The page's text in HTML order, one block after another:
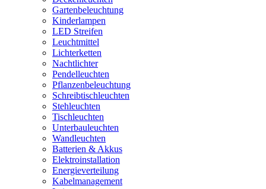
Gartenbeleuchtung
Kinderlampen
LED Streifen
Leuchtmittel
Lichterketten
Nachtlichter
Pendelleuchten
Pflanzenbeleuchtung
Schreibtischleuchten
Stehleuchten
Tischleuchten
Unterbauleuchten
Wandleuchten
Batterien & Akkus
Elektroinstallation
Energieverteilung
Kabelmanagement